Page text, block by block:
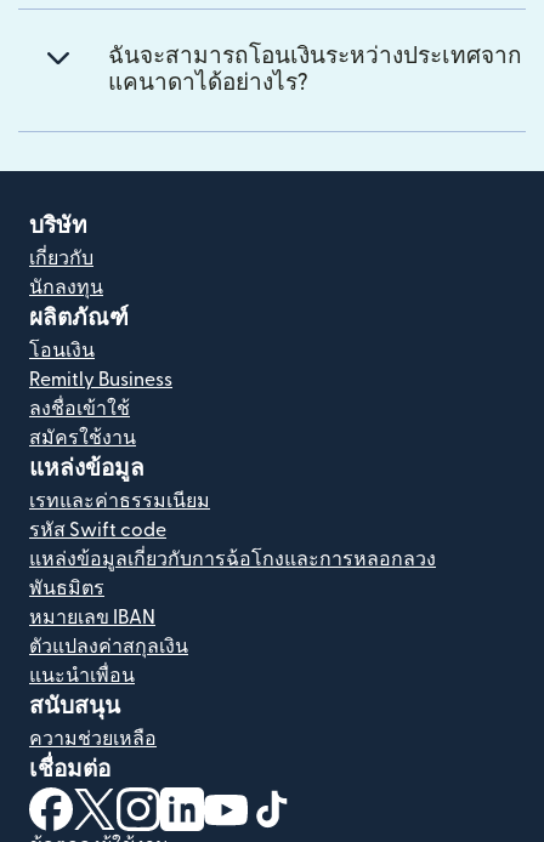
ฉันจะสามารถโอนเงินระหว่างประเทศจาก
แคนาดาได้อย่างไร?
บริษัท
เกี่ยวกับ
นักลงทุน
ผลิตภัณฑ์
โอนเงิน
Remitly Business
ลงชื่อเข้าใช้
สมัครใช้งาน
แหล่งข้อมูล
เรทและค่าธรรมเนียม
รหัส Swift code
แหล่งข้อมูลเกี่ยวกับการฉ้อโกงและการหลอกลวง
พันธมิตร
หมายเลข IBAN
ตัวแปลงค่าสกุลเงิน
แนะนำเพื่อน
สนับสนุน
ความช่วยเหลือ
เชื่อมต่อ
(เปิดในหน้าต่างใหม่)
(เปิดในหน้าต่างใหม่)
(เปิดในหน้าต่างใหม่)
(เปิดในหน้าต่างใหม่)
(เปิดในหน้าต่างใหม่)